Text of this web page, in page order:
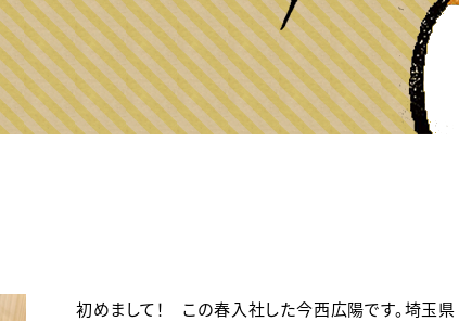
初めまして！ この春入社した今西広陽です。埼玉県